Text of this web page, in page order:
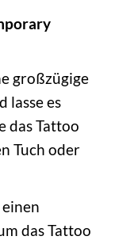
großzügige
lasse es
das Tattoo
Tuch oder
das Tattoo